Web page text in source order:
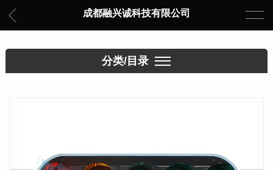
成都融兴诚科技有限公司
分类/目录